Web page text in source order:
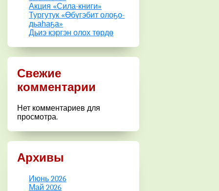
Акция «Сила-книги»
Тургутук «Өбүгэбит олоҕо-
дьаһаҕа»
Дьиэ кэргэн олох төрдө
Свежие
комментарии
Нет комментариев для
просмотра.
Архивы
Июнь 2026
Май 2026